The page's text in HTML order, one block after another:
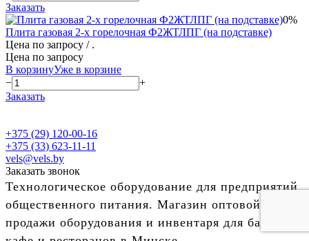
Заказать
0%
Плита газовая 2-х горелочная Ф2ЖТЛПГ (на подставке)
Цена по запросу / .
Цена по запросу
В корзинуУже в корзине
−
+
Заказать
+375 (29) 120-00-16
+375 (33) 623-11-11
vels@vels.by
Заказать звонок
Технологическое оборудование для предприятий
общественного питания. Магазин оптовой
продажи оборудования и инвентаря для баров,